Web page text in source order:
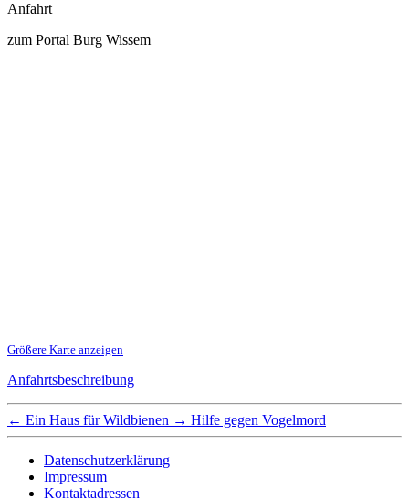
Anfahrt
zum Portal Burg Wissem
Größere Karte anzeigen
Anfahrtsbeschreibung
← Ein Haus für Wildbienen → Hilfe gegen Vogelmord
Datenschutzerklärung
Impressum
Kontaktadressen